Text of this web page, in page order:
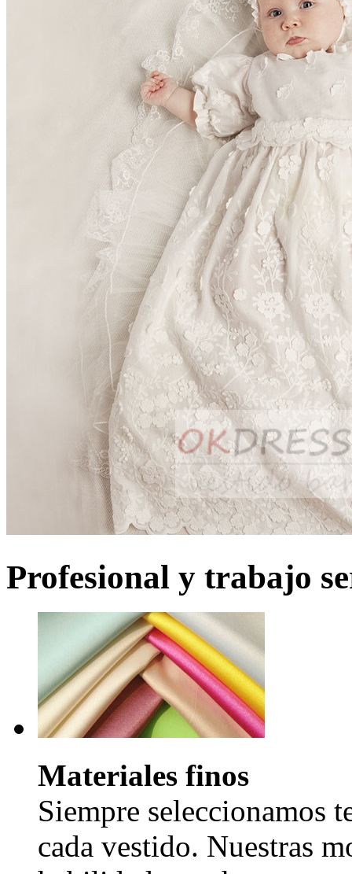
Profesional y trabajo
Materiales finos
Siempre seleccionamos
cada vestido. Nuestras